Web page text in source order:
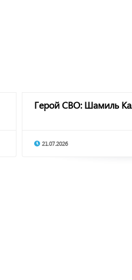
Герой СВО: Шамиль
21.07.2026